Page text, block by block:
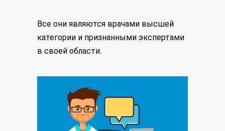
Все они являются врачами высшей
категории и признанными экспертами
в своей области.